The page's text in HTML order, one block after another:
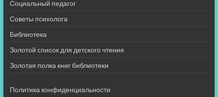
Социальный педагог
Советы психолога
Библиотека
Золотой список для детского чтения
Золотая полка книг библиотеки
Политика конфиденциальности